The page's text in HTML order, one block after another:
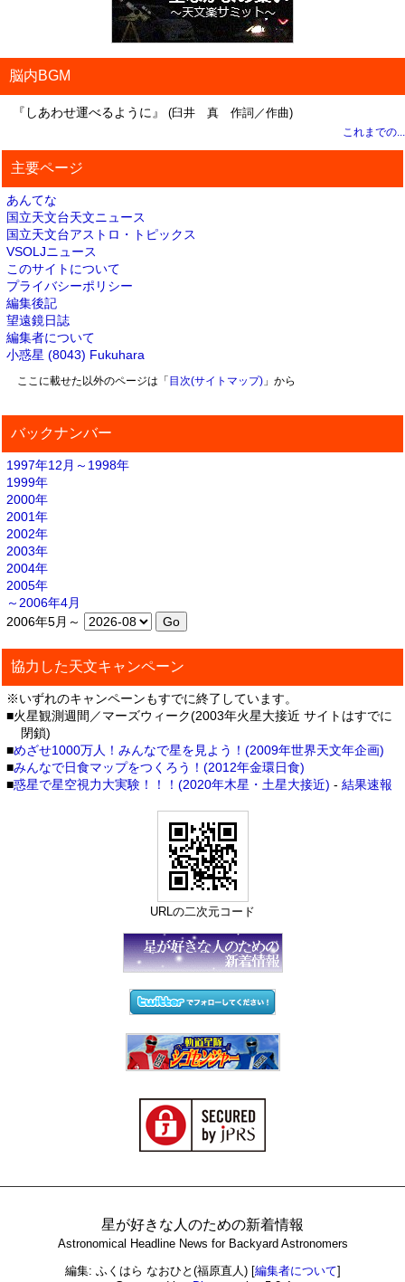
脳内BGM
『しあわせ運べるように』 (臼井 真 作詞／作曲)
これまでの...
主要ページ
あんてな
国立天文台天文ニュース
国立天文台アストロ・トピックス
VSOLJニュース
このサイトについて
プライバシーポリシー
編集後記
望遠鏡日誌
編集者について
小惑星 (8043) Fukuhara
ここに載せた以外のページは「 目次(サイトマップ)」から
バックナンバー
1997年12月～1998年
1999年
2000年
2001年
2002年
2003年
2004年
2005年
～2006年4月
2006年5月～
協力した天文キャンペーン
※いずれのキャンペーンもすでに終了しています。
■火星観測週間／マーズウィーク(2003年火星大接近 サイトはすでに
閉鎖)
■めざせ1000万人！みんなで星を見よう！(2009年世界天文年企画)
■みんなで日食マップをつくろう！(2012年金環日食)
■惑星で星空視力大実験！！！(2020年木星・土星大接近) - 結果速報
URLの二次元コード
星が好きな人のための新着情報
Astronomical Headline News for Backyard Astronomers
編集: ふくはら なおひと(福原直人) [編集者について]